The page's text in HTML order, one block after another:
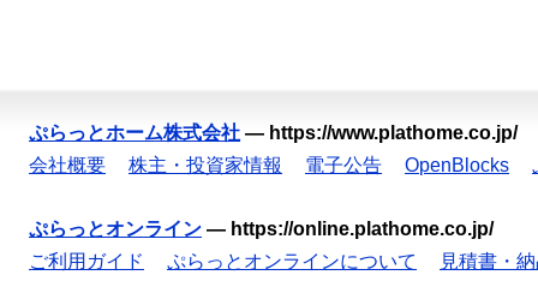
ぷらっとホーム株式会社 — https://www.plathome.co.jp/
会社概要
株主・投資家情報 電子公告 OpenBlocks
ぷらっとオンライン — https://online.plathome.co.jp/
ご利用ガイド
ぷらっとオンラインについて
見積書・